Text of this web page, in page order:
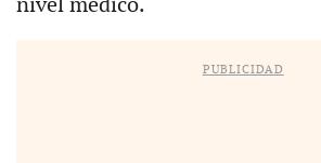
nivel médico.
PUBLICIDAD